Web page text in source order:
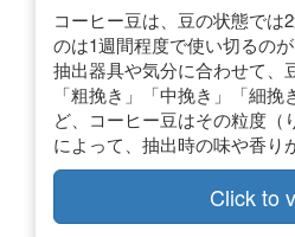
コーヒー豆は、豆の状態では
のは1週間程度で使い切るの
抽出器具や気分に合わせて、
「粗挽き」「中挽き」「細
ど、コーヒー豆はその粒度（
によって、抽出時の味や香
Click to